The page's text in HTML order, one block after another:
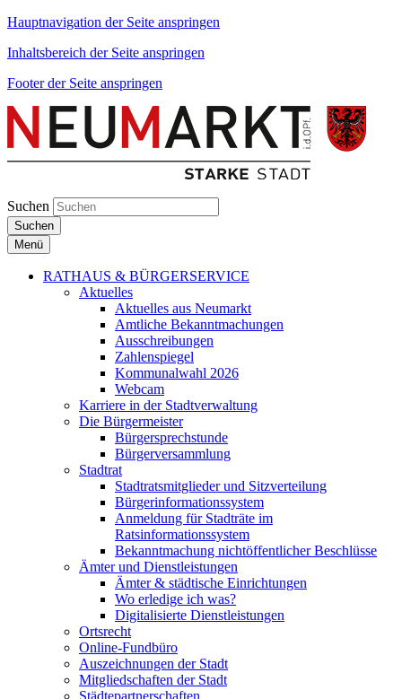
Hauptnavigation der Seite anspringen
Inhaltsbereich der Seite anspringen
Footer der Seite anspringen
Suchen
Suchen
Menü
RATHAUS & BÜRGERSERVICE
Aktuelles
Aktuelles aus Neumarkt
Amtliche Bekanntmachungen
Ausschreibungen
Zahlenspiegel
Kommunalwahl 2026
Webcam
Karriere in der Stadtverwaltung
Die Bürgermeister
Bürgersprechstunde
Bürgerversammlung
Stadtrat
Stadtratsmitglieder und Sitzverteilung
Bürgerinformationssystem
Anmeldung für Stadträte im
Ratsinformationssystem
Bekanntmachung nichtöffentlicher Beschlüsse
Ämter und Dienstleistungen
Ämter & städtische Einrichtungen
Wo erledige ich was?
Digitalisierte Dienstleistungen
Ortsrecht
Online-Fundbüro
Auszeichnungen der Stadt
Mitgliedschaften der Stadt
Städtepartnerschaften